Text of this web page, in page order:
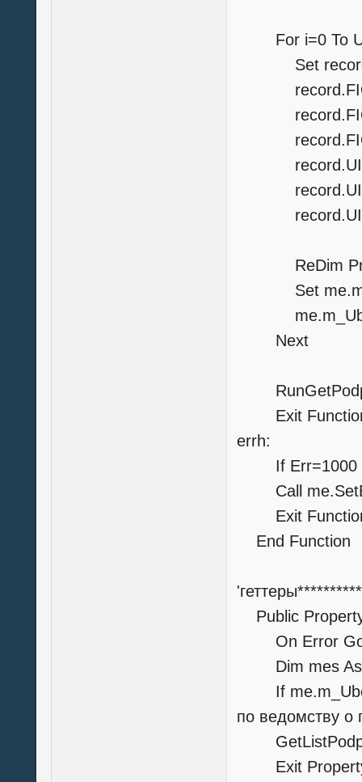
For i=0 To
Set
ReDim
Set
Next
Exit
errh:
If Err=1000
Call
Exit
End Function
Public
On Error
Dim mes As
If
по ведомству о
Exit